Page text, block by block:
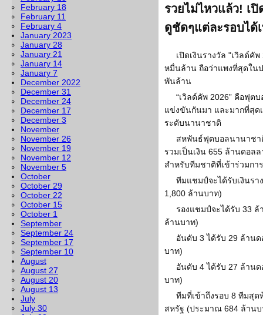
February 18
February 11
February 4
January 2023
January 28
January 21
January 14
January 7
December 2022
December 31
December 24
December 17
December 3
November
November 26
November 19
November 12
November 5
October
October 29
October 22
October 15
October 1
September
September 24
September 17
September 10
August
August 27
August 20
August 13
July
July 30
รวยไม่ไหวแล้ว! เปิ
ดูชัดๆแต่ละรอบได้
เปิดเงินรางวัล "เวิลด์คั
หมื่นล้าน ถือว่าแพงที่สุดใน
พันล้าน
“เวิลด์คัพ 2026” คือฟุต
แข่งขันกันมา และมากที่สุด
ระดับนานาชาติ
สหพันธ์ฟุตบอลนานาชา
รวมเป็นเงิน 655 ล้านดอล
สำหรับทีมชาติที่เข้าร่วมกา
ทีมแชมป์จะได้รับเงินร
1,800 ล้านบาท)
รองแชมป์จะได้รับ 33
ล้านบาท)
อันดับ 3 ได้รับ 29 ล้าน
บาท)
อันดับ 4 ได้รับ 27 ล้าน
บาท)
ทีมที่เข้าถึงรอบ 8 ทีมสุ
สหรัฐ (ประมาณ 684 ล้าน